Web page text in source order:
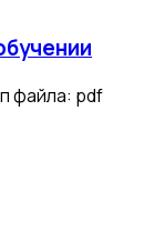
файла: pdf